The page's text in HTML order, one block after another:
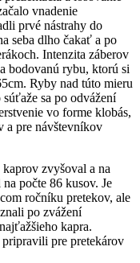
vnadenie
prvé nástrahy do
seba dlho čakať a po
Intenzita záberov
bodovanú rybu, ktorú si
Ryby nad túto mieru
sa po odvážení
vo forme klobás,
a pre návštevníkov
zvyšoval a na
počte 86 kusov. Je
ročníku pretekov, ale
po zvážení
kapra.
pre pretekárov